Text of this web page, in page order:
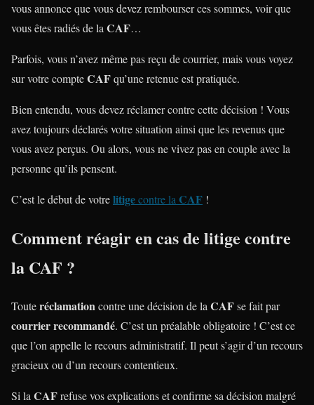
vous annonce que vous devez rembourser ces sommes, voir que
vous êtes radiés de laCAF…
Parfois, vous n’avez même pas reçu de courrier, mais vous voyez
sur votre compteCAFqu’une retenue est pratiquée.
Bien entendu, vous devez réclamer contre cette décision ! Vous
avez toujours déclarés votre situation ainsi que les revenus que
vous avez perçus. Ou alors, vous ne vivez pas en couple avec la
personne qu’ils pensent.
C’est le début de votrelitigecontre la CAF !
Comment réagir en cas de litige contre
la CAF ?
Touteréclamationcontre une décision de la CAFse fait par
courrier recommandé. C’est un préalable obligatoire ! C’est ce
que l’on appelle le recours administratif. Il peut s’agir d’un recours
gracieux ou d’un recours contentieux.
Si la CAFrefuse vos explications et confirme sa décision malgré